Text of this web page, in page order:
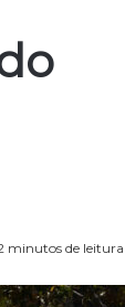
minutos de leitura